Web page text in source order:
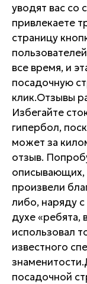
уводят вас со
привлекаете
страницу
все время, и
посадочную
клик.Отзывы
Избегайте
гипербол,
может за
отзыв.
описывающих,
произвели
либо, наряду
духе «ребята,
использовал
известного
посадочной